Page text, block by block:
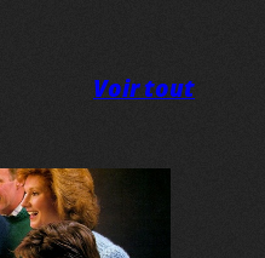
Voir tout